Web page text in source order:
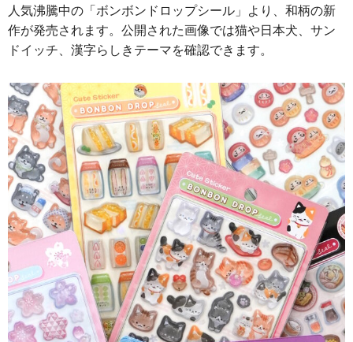
人気沸騰中の「ボンボンドロップシール」より、和柄の新
作が発売されます。公開された画像では猫や日本犬、サン
ドイッチ、漢字らしきテーマを確認できます。